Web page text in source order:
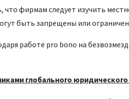
фирмам следует изучить
быть запрещены или
работе pro bono на
глобального